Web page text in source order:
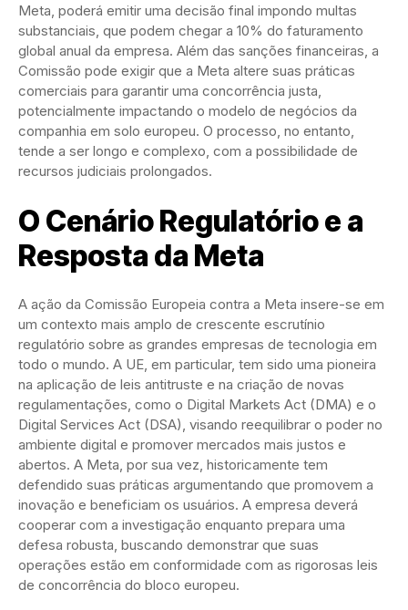
Meta, poderá emitir uma decisão final impondo multas
substanciais, que podem chegar a 10% do faturamento
global anual da empresa. Além das sanções financeiras, a
Comissão pode exigir que a Meta altere suas práticas
comerciais para garantir uma concorrência justa,
potencialmente impactando o modelo de negócios da
companhia em solo europeu. O processo, no entanto,
tende a ser longo e complexo, com a possibilidade de
recursos judiciais prolongados.
O Cenário Regulatório e a
Resposta da Meta
A ação da Comissão Europeia contra a Meta insere-se em
um contexto mais amplo de crescente escrutínio
regulatório sobre as grandes empresas de tecnologia em
todo o mundo. A UE, em particular, tem sido uma pioneira
na aplicação de leis antitruste e na criação de novas
regulamentações, como o Digital Markets Act (DMA) e o
Digital Services Act (DSA), visando reequilibrar o poder no
ambiente digital e promover mercados mais justos e
abertos. A Meta, por sua vez, historicamente tem
defendido suas práticas argumentando que promovem a
inovação e beneficiam os usuários. A empresa deverá
cooperar com a investigação enquanto prepara uma
defesa robusta, buscando demonstrar que suas
operações estão em conformidade com as rigorosas leis
de concorrência do bloco europeu.